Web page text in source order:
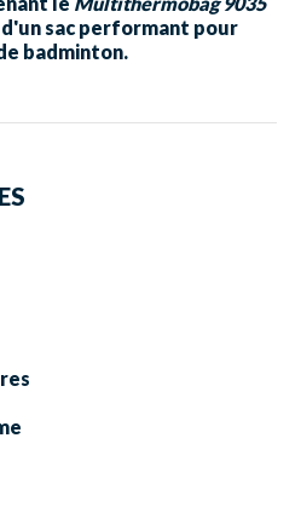
sac performant pour
badminton.